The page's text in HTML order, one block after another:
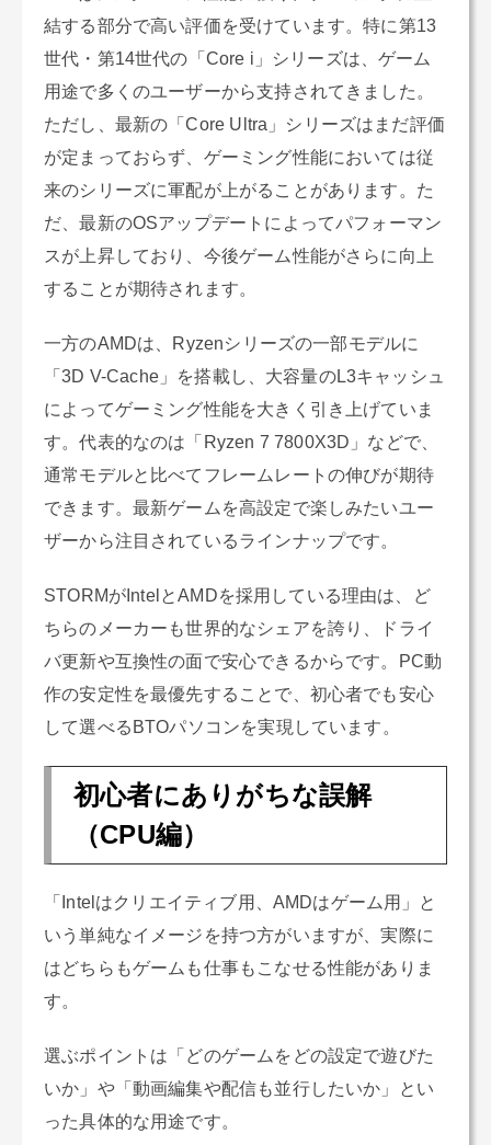
結する部分で高い評価を受けています。特に第13
世代・第14世代の「Core i」シリーズは、ゲーム
用途で多くのユーザーから支持されてきました。
ただし、最新の「Core Ultra」シリーズはまだ評価
が定まっておらず、ゲーミング性能においては従
来のシリーズに軍配が上がることがあります。た
だ、最新のOSアップデートによってパフォーマン
スが上昇しており、今後ゲーム性能がさらに向上
することが期待されます。
一方のAMDは、Ryzenシリーズの一部モデルに
「3D V-Cache」を搭載し、大容量のL3キャッシュ
によってゲーミング性能を大きく引き上げていま
す。代表的なのは「Ryzen 7 7800X3D」などで、
通常モデルと比べてフレームレートの伸びが期待
できます。最新ゲームを高設定で楽しみたいユー
ザーから注目されているラインナップです。
STORMがIntelとAMDを採用している理由は、ど
ちらのメーカーも世界的なシェアを誇り、ドライ
バ更新や互換性の面で安心できるからです。PC動
作の安定性を最優先することで、初心者でも安心
して選べるBTOパソコンを実現しています。
初心者にありがちな誤解
（CPU編）
「Intelはクリエイティブ用、AMDはゲーム用」と
いう単純なイメージを持つ方がいますが、実際に
はどちらもゲームも仕事もこなせる性能がありま
す。
選ぶポイントは「どのゲームをどの設定で遊びた
いか」や「動画編集や配信も並行したいか」とい
った具体的な用途です。